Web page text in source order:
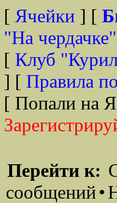
[ Ячейки ] [
"На
[ Клуб
] [ Правила
[ Попали на
Перейти к:
сообщений•